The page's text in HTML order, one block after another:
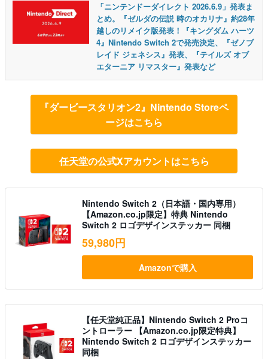
「ニンテンドーダイレクト 2026.6.9」発表ま
とめ。『ゼルダの伝説 時のオカリナ』約28年
越しのリメイク版発表！『キングダム ハーツ
4』Nintendo Switch 2で発売決定、『ゼノブ
レイド ジェネシス』発表、『テイルズ オブ
エターニア リマスター』発表など
『ダービースタリオン2』Nintendo Storeペ
ージはこちら
任天堂の公式Xアカウントはこちら
Nintendo Switch 2（日本語・国内専用）
【Amazon.co.jp限定】特典 Nintendo
Switch 2 ロゴデザインステッカー 同梱
59,980円
Amazonで購入
【任天堂純正品】Nintendo Switch 2 Proコ
ントローラー 【Amazon.co.jp限定特典】
Nintendo Switch 2 ロゴデザインステッカー
同梱